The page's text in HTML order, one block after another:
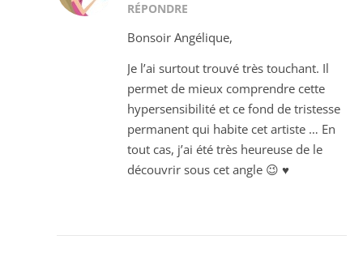
RÉPONDRE
Bonsoir Angélique,
Je l’ai surtout trouvé très touchant. Il
permet de mieux comprendre cette
hypersensibilité et ce fond de tristesse
permanent qui habite cet artiste … En
tout cas, j’ai été très heureuse de le
découvrir sous cet angle 😉 ♥